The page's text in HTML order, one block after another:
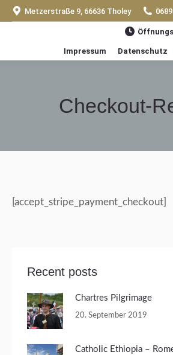
Metzerstraße 9, 66636 Tholey
Impressum Datenschutz
Checkout-
[accept_stripe_payment_checkout]
Recent posts
Chartres Pilgrimage
20. September 2019
Catholic Ethiopia –